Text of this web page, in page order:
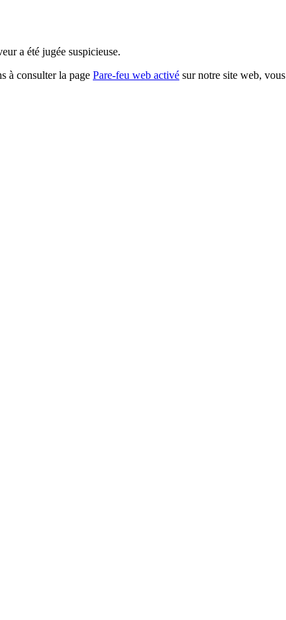
a été jugée suspicieuse.
à consulter la page Pare-feu web activé sur notre site web,